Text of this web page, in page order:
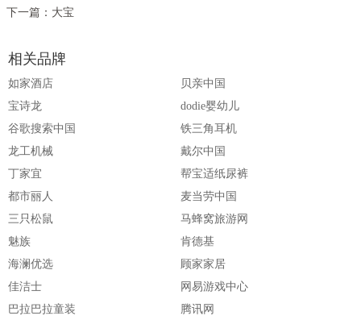
下一篇： 大宝
相关品牌
如家酒店
贝亲中国
宝诗龙
dodie婴幼儿
谷歌搜索中国
铁三角耳机
龙工机械
戴尔中国
丁家宜
帮宝适纸尿裤
都市丽人
麦当劳中国
三只松鼠
马蜂窝旅游网
魅族
肯德基
海澜优选
顾家家居
佳洁士
网易游戏中心
巴拉巴拉童装
腾讯网